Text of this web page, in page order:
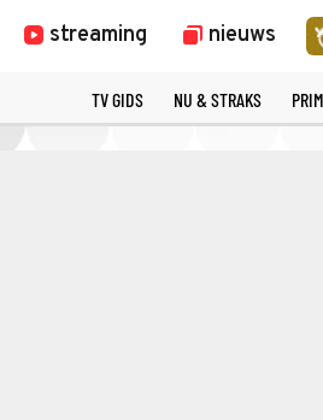
streaming nieuws
TV GIDS NU & STRAKS